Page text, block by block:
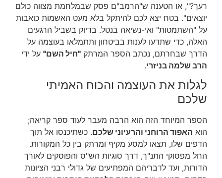
רעך?", או הטענה ש"הרמב"ם פסק שבמלחמת מצווה כולם
יוצאים". בטח יצא לכם להיתקל בלא מעט האשמות כואבות
על "השתמטות" ואי-נשיאה בנטל. בדיוק בשביל הרגעים
האלה, כדי שתדעו לענות בביטחון ותתמלאו בעוצמה על
הדרך שבחרתם, נכתב הספר המרתק "חיל השם"על ידי
הרב שלמה בניזרי.
לגלות את העוצמה והכוח האמיתי
שלכם
הספר המיוחד הזה הוא הרבה מעבר לעוד ספר קריאה;
הוא האפוד הרוחני והרעיוני שלכם. כשתיכנסו אל תוך
הדפים שלו, תצאו למסע מקיף ומרתק בין כל המקורות.
החל מפסוקי התנ"ך, דרך סוגיות הש"ס והפוסקים לאורך
הדורות, ועד לדבריהם המפתיעים של גדולי רבני הציונות